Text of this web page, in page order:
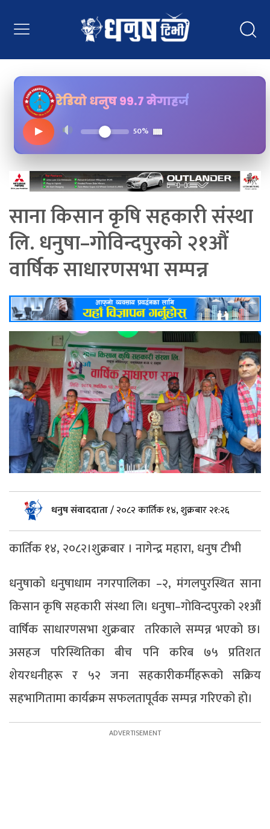
रेडियो धनुष ९९.७ मेगाहर्ज
▶
50%
साना किसान कृषि सहकारी संस्था
लि. धनुषा–गोविन्दपुरको २१औं
वार्षिक साधारणसभा सम्पन्न
धनुष संवाददाता/२०८२ कार्तिक १४, शुक्रबार २१:२६
कार्तिक १४, २०८२।शुक्रबार । नागेन्द्र महारा, धनुष टीभी
धनुषाको धनुषाधाम नगरपालिका –२, मंगलपुरस्थित साना
किसान कृषि सहकारी संस्था लि। धनुषा–गोविन्दपुरको २१औं
वार्षिक साधारणसभा शुक्रबार तरिकाले सम्पन्न भएको छ।
असहज परिस्थितिका बीच पनि करिब ७५ प्रतिशत
शेयरधनीहरू र ५२ जना सहकारीकर्मीहरूको सक्रिय
सहभागितामा कार्यक्रम सफलतापूर्वक सम्पन्न गरिएको हो।